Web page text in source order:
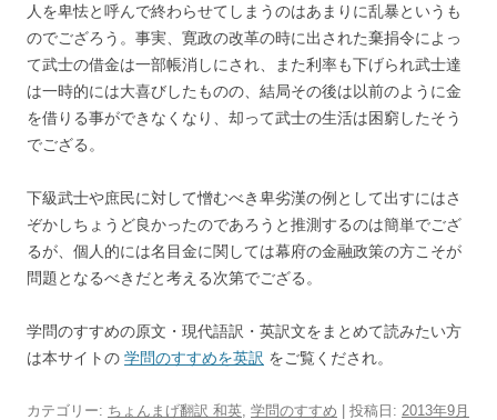
人を卑怯と呼んで終わらせてしまうのはあまりに乱暴というも
のでござろう。事実、寛政の改革の時に出された棄捐令によっ
て武士の借金は一部帳消しにされ、また利率も下げられ武士達
は一時的には大喜びしたものの、結局その後は以前のように金
を借りる事ができなくなり、却って武士の生活は困窮したそう
でござる。
下級武士や庶民に対して憎むべき卑劣漢の例として出すにはさ
ぞかしちょうど良かったのであろうと推測するのは簡単でござ
るが、個人的には名目金に関しては幕府の金融政策の方こそが
問題となるべきだと考える次第でござる。
学問のすすめの原文・現代語訳・英訳文をまとめて読みたい方
は本サイトの 学問のすすめを英訳 をご覧くだされ。
カテゴリー: ちょんまげ翻訳 和英, 学問のすすめ | 投稿日: 2013年9月